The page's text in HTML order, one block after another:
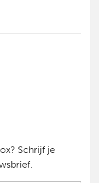
Schrijf je